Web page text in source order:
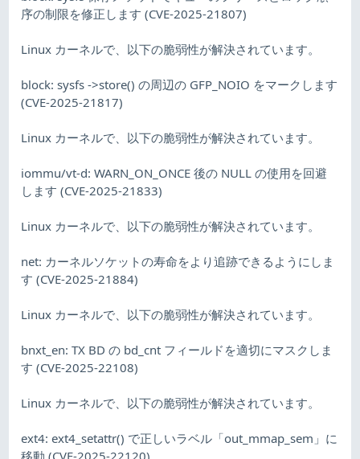
序の制限を修正します (CVE-2025-21807)
Linux カーネルで、以下の脆弱性が解決されています。
block: sysfs ->store() の周辺の GFP_NOIO をマークします
(CVE-2025-21817)
Linux カーネルで、以下の脆弱性が解決されています。
iommu/vt-d: WARN_ON_ONCE 後の NULL の使用を回避
します (CVE-2025-21833)
Linux カーネルで、以下の脆弱性が解決されています。
net: カーネルソケットの寿命をより追跡できるようにしま
す (CVE-2025-21884)
Linux カーネルで、以下の脆弱性が解決されています。
bnxt_en: TX BD の bd_cnt フィールドを適切にマスクしま
す (CVE-2025-22108)
Linux カーネルで、以下の脆弱性が解決されています。
ext4: ext4_setattr() で正しいラベル「out_mmap_sem」に
移動 (CVE-2025-22120)